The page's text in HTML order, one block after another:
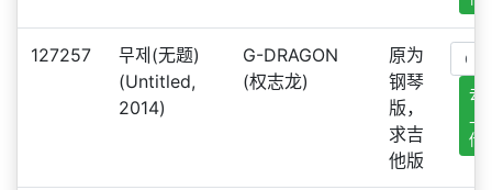
127257
무제(无题)
(Untitled,
2014)
G-DRAGON
(权志龙)
原为
钢琴
版，
求吉
他版
去
传